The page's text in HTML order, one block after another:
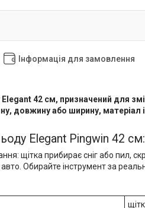
Інформація для замовлення
42 см, призначений для
довжину або ширину,
Elegant Pingwin 42
щітка прибирає сніг або пил,
авто. Обирайте інструмент за